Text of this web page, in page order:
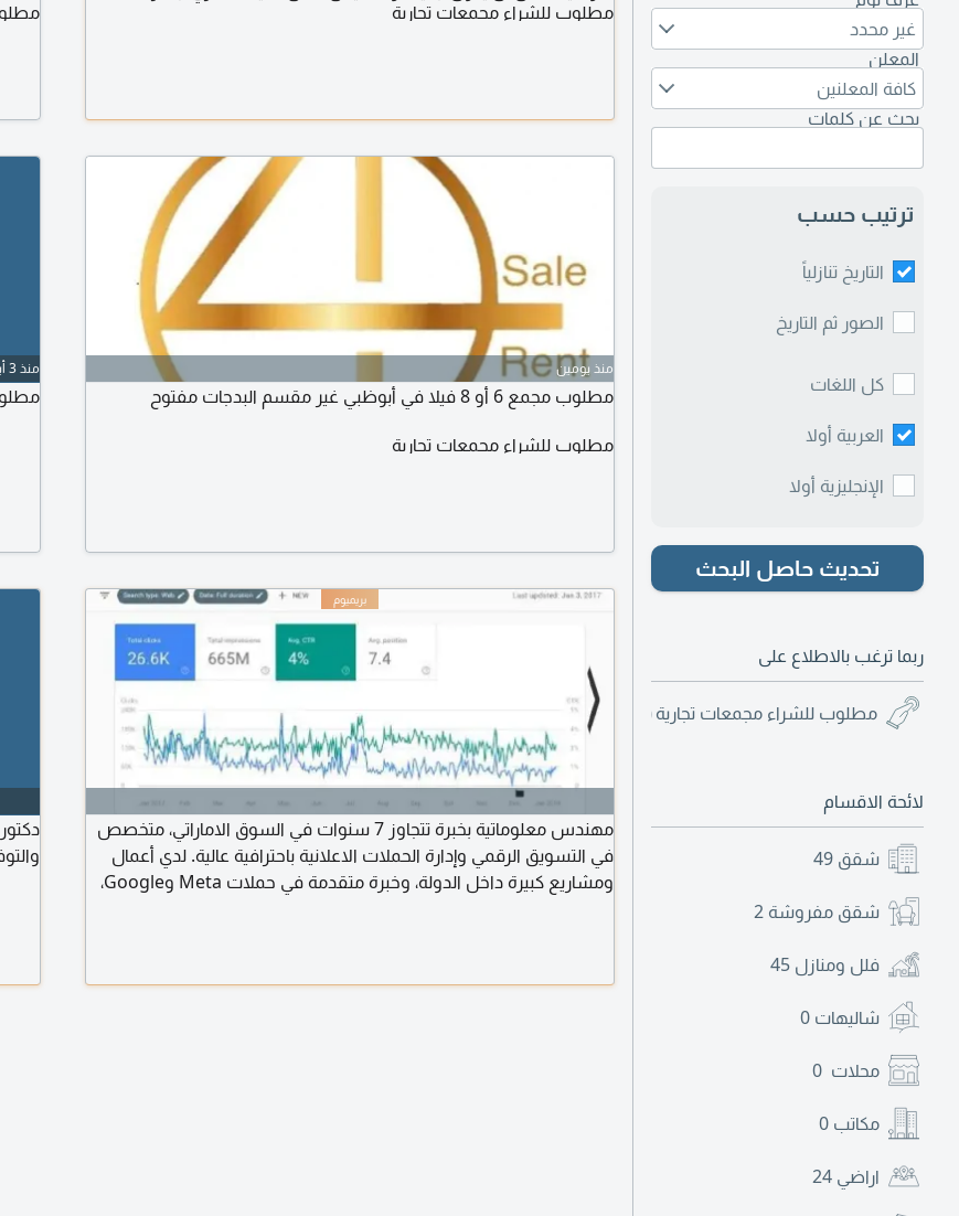
غير محدد
المعلن
كافة المعلنين
بحث عن كلمات
ترتيب حسب
التاريخ تنازلياً
الصور ثم التاريخ
كل اللغات
العربية أولا
الإنجليزية أولا
تحديث حاصل البحث
ربما ترغب بالاطلاع على
مطلوب للشراء مجمعات تجارية (5)
لائحة الاقسام
شقق 49
شقق مفروشة 2
فلل ومنازل 45
شاليهات 0
محلات 0
مكاتب 0
اراضي 24
مطلوب للشراء مجمعات تجارية
منذ يومين
مطلوب مجمع 6 أو 8 فيلا في أبوظبي غير مقسم البدجات مفتوح
مطلوب للشراء مجمعات تجارية
منذ 3 أيام
مهندس معلوماتية بخبرة تتجاوز 7 سنوات في السوق الاماراتي، متخصص
في التسويق الرقمي وإدارة الحملات الاعلانية باحترافية عالية. لدي أعمال
ومشاريع كبيرة داخل الدولة، وخبرة متقدمة في حملات Meta وGoogle،
ونموا مستدام